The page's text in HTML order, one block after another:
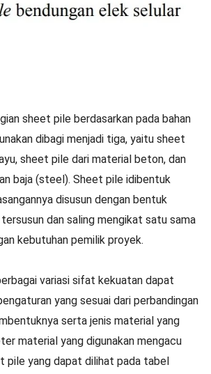
sheet pile berdasarkan pada bahan
dibagi menjadi tiga, yaitu sheet
sheet pile dari material beton, dan
baja (steel). Sheet pile idibentuk
disusun dengan bentuk
dan saling mengikat satu sama
kebutuhan pemilik proyek.
variasi sifat kekuatan dapat
yang sesuai dari perbandingan
serta jenis material yang
material yang digunakan mengacu
pile yang dapat dilihat pada tabel